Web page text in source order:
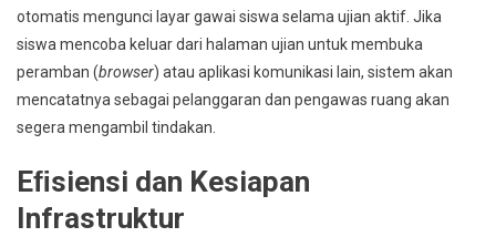
otomatis mengunci layar gawai siswa selama ujian aktif. Jika
siswa mencoba keluar dari halaman ujian untuk membuka
peramban (browser) atau aplikasi komunikasi lain, sistem akan
mencatatnya sebagai pelanggaran dan pengawas ruang akan
segera mengambil tindakan.
Eﬁsiensi dan Kesiapan
Infrastruktur